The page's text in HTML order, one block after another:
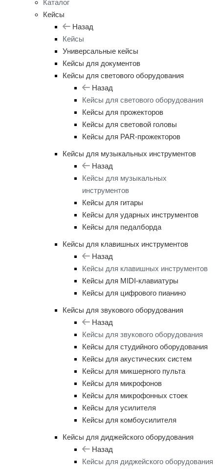
Каталог
Кейсы
Назад
Кейсы
Универсальные кейсы
Кейсы для документов
Кейсы для светового оборудования
Назад
Кейсы для светового оборудования
Кейсы для прожекторов
Кейсы для световой головы
Кейсы для PAR-прожекторов
Кейсы для музыкальных инструментов
Назад
Кейсы для музыкальных
инструментов
Кейсы для гитары
Кейсы для ударных инструментов
Кейсы для педалборда
Кейсы для клавишных инструментов
Назад
Кейсы для клавишных инструментов
Кейсы для MIDI-клавиатуры
Кейсы для цифрового пианино
Кейсы для звукового оборудования
Назад
Кейсы для звукового оборудования
Кейсы для студийного оборудования
Кейсы для акустических систем
Кейсы для микшерного пульта
Кейсы для микрофонов
Кейсы для микрофонных стоек
Кейсы для усилителя
Кейсы для комбоусилителя
Кейсы для диджейского оборудования
Назад
Кейсы для диджейского оборудования